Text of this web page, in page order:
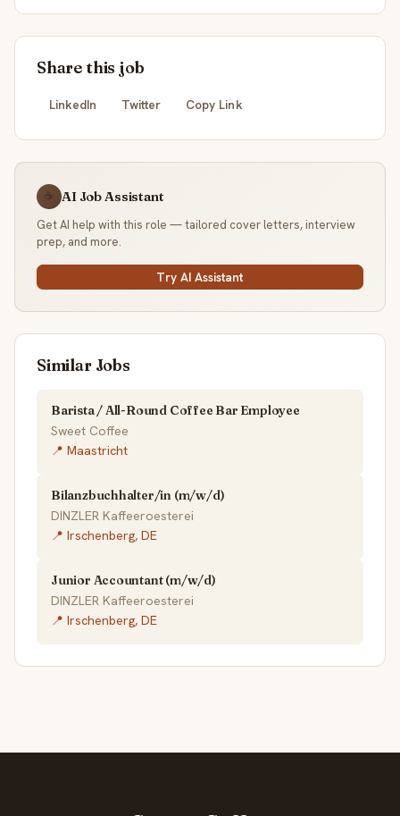
Share this job
LinkedIn Twitter Copy Link
☕ AI Job Assistant
Get AI help with this role — tailored cover letters, interview
prep, and more.
Try AI Assistant
Similar Jobs
Barista / All-Round Coffee Bar Employee
Sweet Coffee
📍 Maastricht
Bilanzbuchhalter/in (m/w/d)
DINZLER Kaffeeroesterei
📍 Irschenberg, DE
Junior Accountant (m/w/d)
DINZLER Kaffeeroesterei
📍 Irschenberg, DE